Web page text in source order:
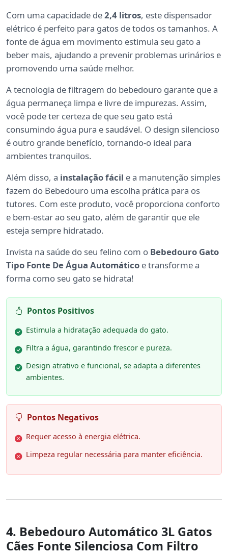
Com uma capacidade de2,4 litros, este dispensador
elétrico é perfeito para gatos de todos os tamanhos. A
fonte de água em movimento estimula seu gato a
beber mais, ajudando a prevenir problemas urinários e
promovendo uma saúde melhor.
A tecnologia de filtragem do bebedouro garante que a
água permaneça limpa e livre de impurezas. Assim,
você pode ter certeza de que seu gato está
consumindo água pura e saudável. O design silencioso
é outro grande benefício, tornando-o ideal para
ambientes tranquilos.
Além disso, a instalação fácil e a manutenção simples
fazem do Bebedouro uma escolha prática para os
tutores. Com este produto, você proporciona conforto
e bem-estar ao seu gato, além de garantir que ele
esteja sempre hidratado.
Invista na saúde do seu felino com o Bebedouro Gato
Tipo Fonte De Água Automático e transforme a
forma como seu gato se hidrata!
Pontos Positivos
Estimula a hidratação adequada do gato.
Filtra a água, garantindo frescor e pureza.
Design atrativo e funcional, se adapta a diferentes
ambientes.
Pontos Negativos
Requer acesso à energia elétrica.
Limpeza regular necessária para manter eficiência.
4. Bebedouro Automático 3L Gatos
Cães Fonte Silenciosa Com Filtro